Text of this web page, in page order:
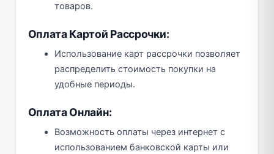
товаров.
Оплата Картой Рассрочки:
Использование карт рассрочки позволяет
распределить стоимость покупки на
удобные периоды.
Оплата Онлайн:
Возможность оплаты через интернет с
использованием банковской карты или